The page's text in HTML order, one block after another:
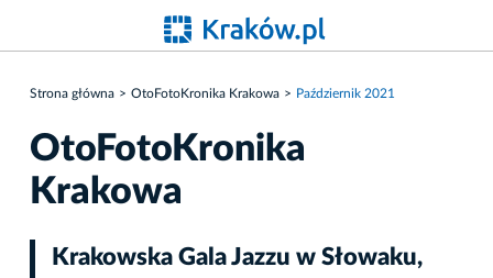
Strona główna OtoFotoKronika Krakowa Październik 2021
OtoFotoKronika
Krakowa
Krakowska Gala Jazzu w Słowaku,